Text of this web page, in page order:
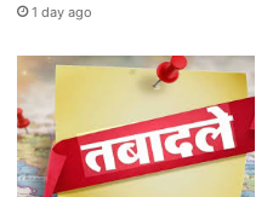
1 day ago